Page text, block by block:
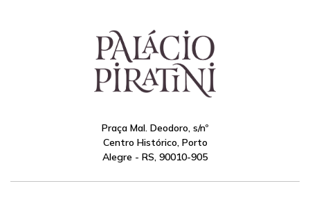
Praça Mal. Deodoro, s/nº
Centro Histórico, Porto
Alegre - RS, 90010-905